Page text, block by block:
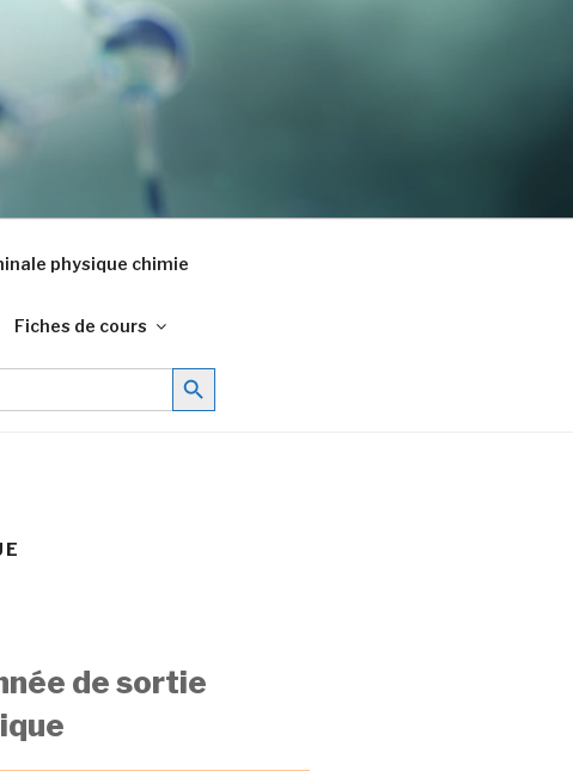
physique chimie
Fiches de cours
Search Button
de sortie